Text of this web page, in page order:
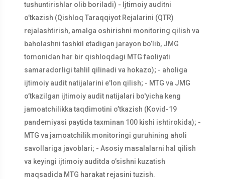
tushuntirishlar olib boriladi) - Ijtimoiy auditni
o’tkazish (Qishloq Taraqqiyot Rejalarini (QTR)
rejalashtirish, amalga oshirishni monitoring qilish va
baholashni tashkil etadigan jarayon bo’lib, JMG
tomonidan har bir qishloqdagi MTG faoliyati
samaradorligi tahlil qilinadi va hokazo); - aholiga
ijtimoiy audit natijalarini e'lon qilish; - MTG va JMG
o’tkazilgan ijtimoiy audit natijalari bo'yicha keng
jamoatchilikka taqdimotini o’tkazish (Kovid-19
pandemiyasi paytida taxminan 100 kishi ishtirokida); -
MTG va jamoatchilik monitoringi guruhining aholi
savollariga javoblari; - Asosiy masalalarni hal qilish
va keyingi ijtimoiy auditda o’sishni kuzatish
maqsadida MTG harakat rejasini tuzish.